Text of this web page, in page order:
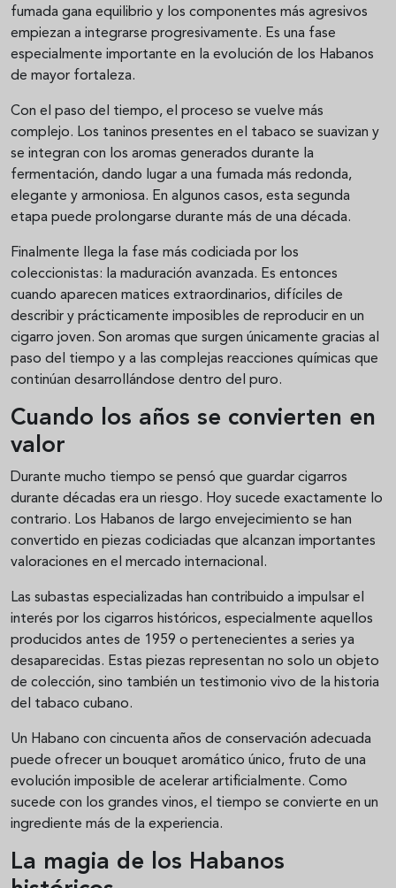
fumada gana equilibrio y los componentes más agresivos
empiezan a integrarse progresivamente. Es una fase
especialmente importante en la evolución de los Habanos
de mayor fortaleza.
Con el paso del tiempo, el proceso se vuelve más
complejo. Los taninos presentes en el tabaco se suavizan y
se integran con los aromas generados durante la
fermentación, dando lugar a una fumada más redonda,
elegante y armoniosa. En algunos casos, esta segunda
etapa puede prolongarse durante más de una década.
Finalmente llega la fase más codiciada por los
coleccionistas: la maduración avanzada. Es entonces
cuando aparecen matices extraordinarios, difíciles de
describir y prácticamente imposibles de reproducir en un
cigarro joven. Son aromas que surgen únicamente gracias al
paso del tiempo y a las complejas reacciones químicas que
continúan desarrollándose dentro del puro.
Cuando los años se convierten en
valor
Durante mucho tiempo se pensó que guardar cigarros
durante décadas era un riesgo. Hoy sucede exactamente lo
contrario. Los Habanos de largo envejecimiento se han
convertido en piezas codiciadas que alcanzan importantes
valoraciones en el mercado internacional.
Las subastas especializadas han contribuido a impulsar el
interés por los cigarros históricos, especialmente aquellos
producidos antes de 1959 o pertenecientes a series ya
desaparecidas. Estas piezas representan no solo un objeto
de colección, sino también un testimonio vivo de la historia
del tabaco cubano.
Un Habano con cincuenta años de conservación adecuada
puede ofrecer un bouquet aromático único, fruto de una
evolución imposible de acelerar artificialmente. Como
sucede con los grandes vinos, el tiempo se convierte en un
ingrediente más de la experiencia.
La magia de los Habanos